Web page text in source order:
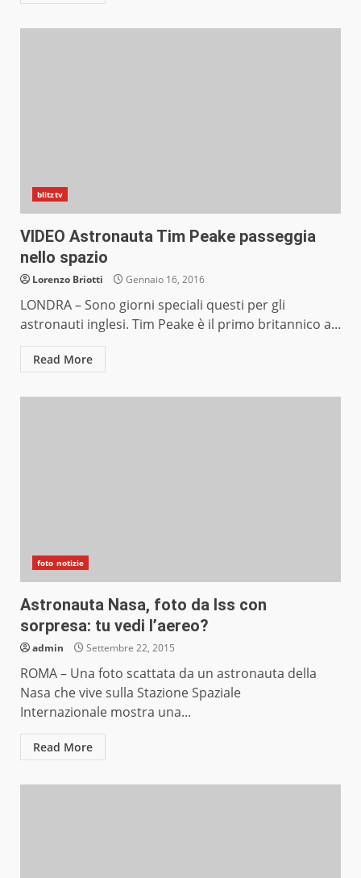
blitztv
VIDEO Astronauta Tim Peake passeggia
nello spazio
Lorenzo Briotti Gennaio 16, 2016
LONDRA – Sono giorni speciali questi per gli
astronauti inglesi. Tim Peake è il primo britannico a...
Read More
foto notizie
Astronauta Nasa, foto da Iss con
sorpresa: tu vedi l’aereo?
admin Settembre 22, 2015
ROMA – Una foto scattata da un astronauta della
Nasa che vive sulla Stazione Spaziale
Internazionale mostra una...
Read More